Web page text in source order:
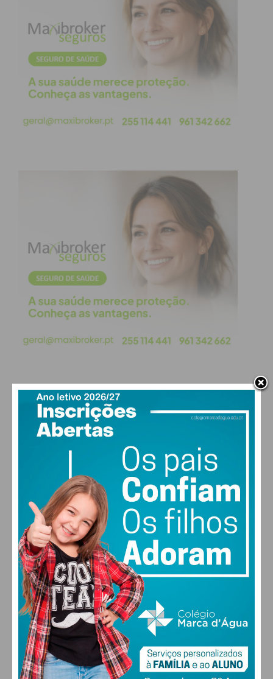
insuficientes”, afirma a
Direção da APROLEP.
A “Tempestade Perfeita”:
em Alta
A crise não é apenas burocrática, mas estrutural. O
setor enfrenta um efeito de tesoura que ameaça a
sustentabilidade financeira das quintas:
Queda de Receitas:No início de 2026, o
preço do leite pago ao produtor baixou
cêntimos por litro
Explosão de Custos:
desestabilizou os mercados energéticos. O
gasóleo agrícola já subiu 40 cêntimos por
litro , prevendo-se aumentos em cadeia nos
Exigências ao Governo e à
Indústria
Face a este cenário, a APROLEP considera
“imprescindível” que as cooperativas e a indústria
privada ajustem o preço pago aos produtores com
a “maior brevidade”.
Ao Governo, a associação exige duas medidas
imediatas:
Reforço urgente da dotação financeira
para o PEPAC, de forma a resgatar os
projetos excluídos.
Criação de uma linha de financiamento
específica
para o setor do leite, focada em
bem-estar animal e modernização tecnológica.
PAÇOS DE FERREIRA
28°
vento: 3m/s ONO
MAX 28 • MIN 28
30°
QUI
30
SEX
29°
SÁB
28
DOM
FARMACIAS DE SERVIÇO EM PAÇOS DE